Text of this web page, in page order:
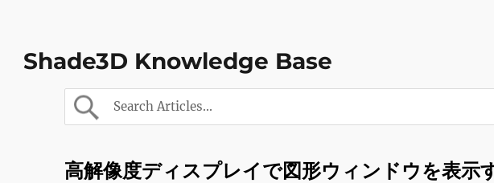
Shade3D Knowledge Base
高解像度ディスプレイで図形ウィンドウを表示